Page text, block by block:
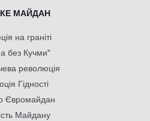
МАЙДАН
на граніті
без Кучми"
революція
Гідності
Євромайдан
Майдану